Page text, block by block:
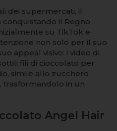
dei supermercati, il
conquistando il Regno
su TikTok e
non solo per il suo
appeal visivo: i video di
fili di cioccolato per
simile allo zucchero
trasformandolo in un
Angel Hair